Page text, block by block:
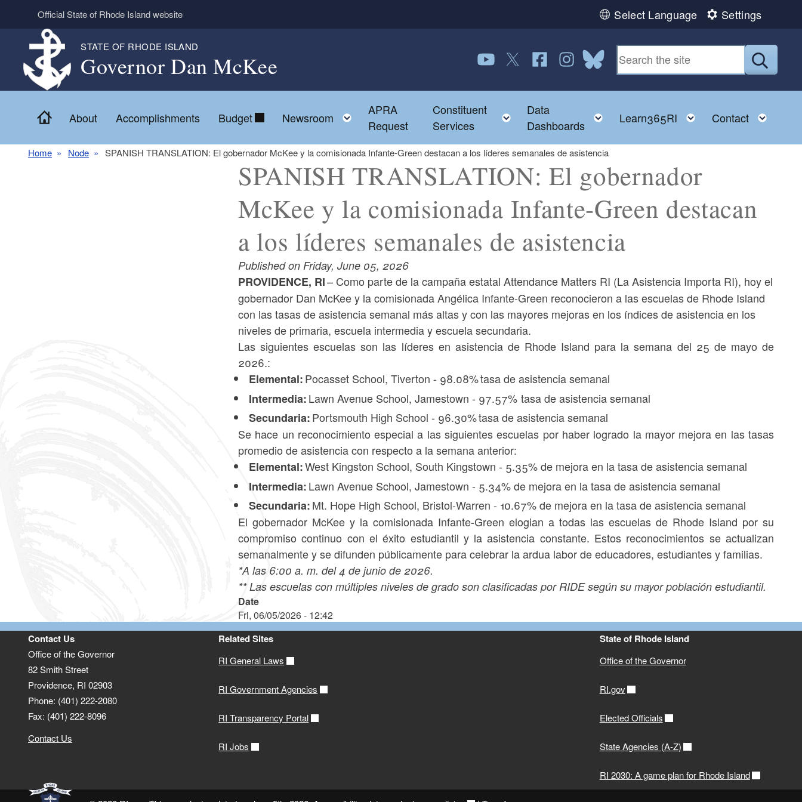
Skip to main content
Official State of Rhode Island website Select Language Settings
STATE OF RHODE ISLAND
Governor Dan McKee
Home
About Accomplishments Budget Newsroom Toggle child menu
APRA
Request
Constituent
Services
Toggle child menu
Data
Dashboards
Toggle child menu
Learn365RI Toggle child menu
Contact
Home Node SPANISH TRANSLATION: El gobernador McKee y la comisionada Infante-Green destacan a los líderes semanales de asistencia
SPANISH TRANSLATION: El gobernador
McKee y la comisionada Infante-Green destacan
a los líderes semanales de asistencia
Published on Friday, June 05, 2026
PROVIDENCE, RI– Como parte de la campaña estatal Attendance Matters RI (La Asistencia Importa RI), hoy el
gobernador Dan McKee y la comisionada Angélica Infante-Green reconocieron a las escuelas de Rhode Island
con las tasas de asistencia semanal más altas y con las mayores mejoras en los índices de asistencia en los
niveles de primaria, escuela intermedia y escuela secundaria.
Las siguientes escuelas son las líderes en asistencia de Rhode Island para la semana del 25 de mayo de
2026.:
Elemental:Pocasset School, Tiverton - 98.08%tasa de asistencia semanal
Intermedia:Lawn Avenue School, Jamestown - 97.57% tasa de asistencia semanal
Secundaria:Portsmouth High School - 96.30% tasa de asistencia semanal
Se hace un reconocimiento especial a las siguientes escuelas por haber logrado la mayor mejora en las tasas
promedio de asistencia con respecto a la semana anterior:
Elemental:West Kingston School, South Kingstown - 5.35% de mejora en la tasa de asistencia semanal
Intermedia:Lawn Avenue School, Jamestown - 5.34% de mejora en la tasa de asistencia semanal
Secundaria:Mt. Hope High School, Bristol-Warren - 10.67% de mejora en la tasa de asistencia semanal
El gobernador McKee y la comisionada Infante-Green elogian a todas las escuelas de Rhode Island por su
compromiso continuo con el éxito estudiantil y la asistencia constante. Estos reconocimientos se actualizan
semanalmente y se difunden públicamente para celebrar la ardua labor de educadores, estudiantes y familias.
*A las 6:00 a. m. del 4 de junio de 2026.
** Las escuelas con múltiples niveles de grado son clasificadas por RIDE según su mayor población estudiantil.
Date
Fri, 06/05/2026 - 12:42
Contact Us
Office of the Governor
82 Smith Street
Providence, RI 02903
Phone: (401) 222-2080
Fax: (401) 222-8096
Contact Us
Related Sites
RI General Laws
RI Government Agencies
RI Transparency Portal
RI Jobs
State of Rhode Island
Office of the Governor
RI.gov
Elected Officials
State Agencies (A-Z)
RI 2030: A game plan for Rhode Island